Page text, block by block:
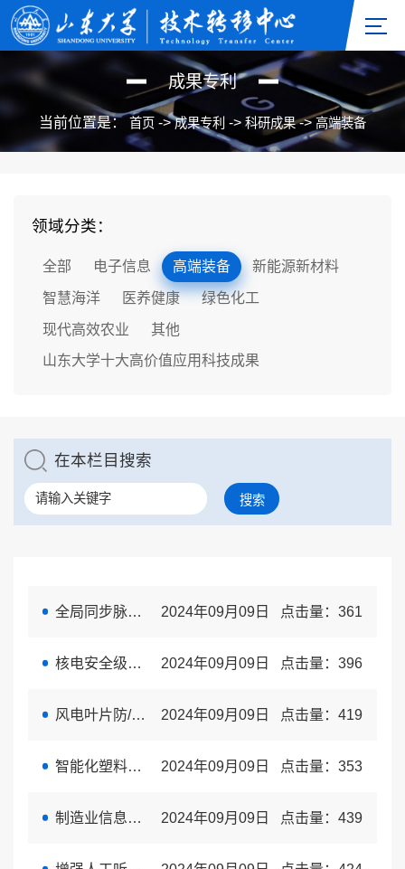
成果专利
当前位置是： 首页 ->成果专利 -> 科研成果->高端装备
领域分类：
全部 电子信息 高端装备 新能源新材料
智慧海洋 医养健康 绿色化工
现代高效农业 其他
山东大学十大高价值应用科技成果
在本栏目搜索
搜索
全局同步脉冲宽度调制方法及关键应用技术 2024年09月09日 点击量： 361
核电安全级显示单元系统研发及产业化 2024年09月09日 点击量： 396
风电叶片防/除冰装置 2024年09月09日 点击量： 419
智能化塑料管道的光纤光栅传感器嵌件、植入系统及方法 2024年09月09日 点击量： 353
制造业信息化工业机器人-电力线路巡检机器人 2024年09月09日 点击量： 439